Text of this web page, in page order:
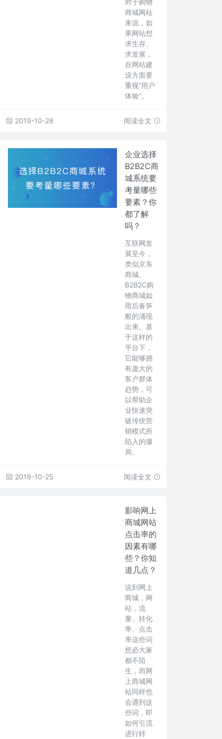
对于购物
商城网站
来说，如
果网站想
求生存、
求发展，
在网站建
设方面要
重视“用户
体验”。
2019-10-28 阅读全文
企业选择
B2B2C商
城系统要
考量哪些
要素？你
都了解
吗？
互联网发
展至今，
类似京东
商城、
B2B2C购
物商城如
雨后春笋
般的涌现
出来。基
于这样的
平台下，
它能够拥
有庞大的
客户群体
趋势，可
以帮助企
业快速突
破传统营
销模式所
陷入的僵
局。
2019-10-25 阅读全文
影响网上
商城网站
点击率的
因素有哪
些？你知
道几点？
说到网上
商城，网
站，流
量、转化
率、点击
率这些词
想必大家
都不陌
生，而网
上商城网
站同样也
会遇到这
些词，即
如何引流
进行转